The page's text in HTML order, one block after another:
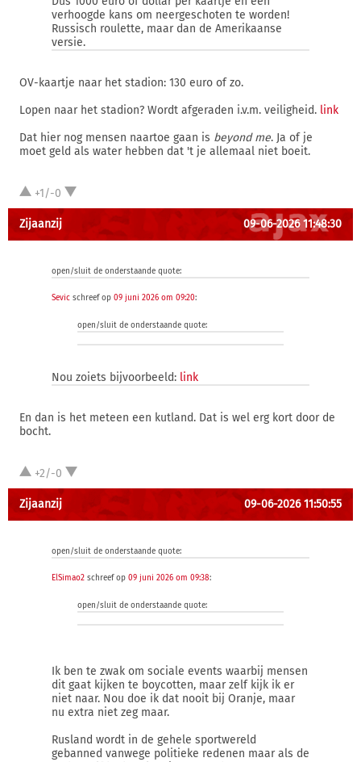
verhoogde kans om neergeschoten te worden!
Russisch roulette, maar dan de Amerikaanse
versie.
OV-kaartje naar het stadion: 130 euro of zo.
Lopen naar het stadion? Wordt afgeraden i.v.m. veiligheid. link
Dat hier nog mensen naartoe gaan is beyond me. Ja of je
moet geld als water hebben dat 't je allemaal niet boeit.
+1/-0
Zijaanzij 09-06-2026 11:48:30
open/sluit de onderstaande quote:
Sevic schreef op 09 juni 2026 om 09:20:
open/sluit de onderstaande quote:
Nou zoiets bijvoorbeeld: link
En dan is het meteen een kutland. Dat is wel erg kort door de
bocht.
+2/-0
Zijaanzij 09-06-2026 11:50:55
open/sluit de onderstaande quote:
ElSimao2 schreef op 09 juni 2026 om 09:38:
open/sluit de onderstaande quote:
Ik ben te zwak om sociale events waarbij mensen
dit gaat kijken te boycotten, maar zelf kijk ik er
niet naar. Nou doe ik dat nooit bij Oranje, maar
nu extra niet zeg maar.
Rusland wordt in de gehele sportwereld
gebanned vanwege politieke redenen maar als de